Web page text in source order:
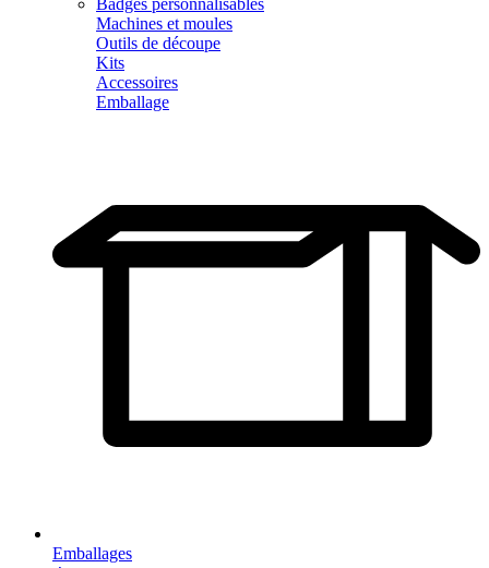
Badges personnalisables
Machines et moules
Outils de découpe
Kits
Accessoires
Emballage
Emballages